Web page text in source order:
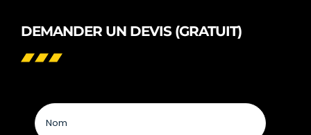
DEMANDER UN DEVIS (GRATUIT)